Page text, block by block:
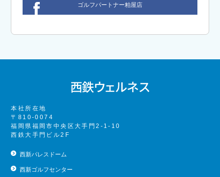
ゴルフパートナー粕屋店
本社所在地
〒810-0074
福岡県福岡市中央区大手門2-1-10
西鉄大手門ビル2F
西新パレスドーム
西新ゴルフセンター